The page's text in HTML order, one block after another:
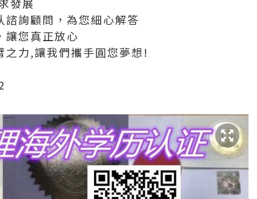
詢顧問，為您細心解答
讓您真正放心
之力,讓我們攜手圓您夢想!